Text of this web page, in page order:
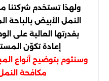
ولهذا تستخدم
النمل الأبيض بالباحة
بقدرتها العالية على
إعادة تكوّن
وسنثوم بتوضيح أنواع
مكافحة